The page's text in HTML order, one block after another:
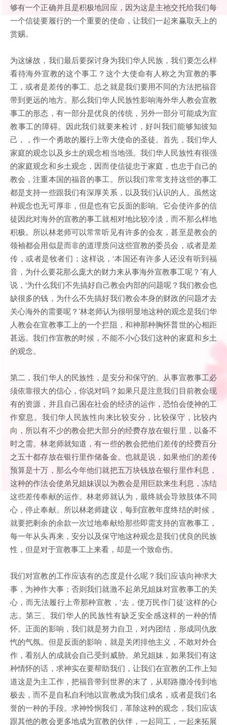
够有一个正确并且是积极地回应，因为这是主祂交托给我们每
一个信徒要履行的一个重要的使命，让我们一起来赢取天上的
赏赐。
为这缘故，我们最后要探讨身为我们华人民族，我们要怎么样
看待海外宣教的这个事工？这个大使命有人称之为宣教的事
工，或者是差传的事工。总之就是我们要用不同的方法把福音
带到更远的地方。那么我们华人民族性影响海外华人教会宣教
事工的形态，有一部分是优良的传统，另外一部分可能成为宣
教事工的障碍。因此我们就要来检讨，好叫我们能够知彼知
己，，作一个勇敢的履行上帝大使命的圣徒。首先，我们华人
家庭的观念以及乡土的观念相当地强。我们华人民族性有很强
的家庭观念和乡土观念，因而使信徒忠于家庭，也忠于自己的
教会，注重本国的福音的事工。所以我们常常支持这些的事工
都是支持一些跟我们有深厚关系，以及我们认识的人。虽然这
种观念也无可厚非，但是也有它反面的影响。它会使许多的信
徒因此对海外的宣教的事工就相对地比较冷淡，而不那么样地
积极。所以林老师可以常常听见有许多的会友，甚至是教会的
领袖都会用似是而非的道理质问这些宣教的委员会，或者是差
传，或者是牧者们；这样说，‘本国还有许多人还没有听到福
音，为什么要花那么庞大的财力来从事海外宣教事工呢？’有人
说，‘为什么我们不先搞好自己教会内部的问题呢？我们教会也
缺很多的钱，为什么不先搞好我们教会本身的财政的问题才去
关心海外的需要呢？’林老师认为很明显地这种的观念是我们华
人教会在宣教事工上的一个拦阻，和神那种胸怀普世的心相距
甚远。我们作宣教的时候，不能不小心我们这种的家庭和乡土
的观念。
第二，我们华人的民族性，是安分和保守的。从事宣教事工必
须依靠很大的信心，你说对吗？如果只是注意我们目前教会现
有的资源，并且自己困在社会的经济的运作，恐怕会使神的工
作窒息。我们华人民族性向来比较安分，比较保守，比较内
向，所以有不少的教会把大部分的经费存放在银行里，以备不
时之需。林老师就知道，有一些的教会把他们差传的经费百分
之五十都存放在银行里作储备金。也就是说，如果他们的差传
预算是十万，那么今年他们就把五万块钱放在银行里作利息，
这种的作法会使弟兄姐妹误以为教会是用巨款来生利息，冻结
这些差传奉献的运作。林老师就认为，最终就会导致肢体不同
心，停止奉献。所以林老师建议，每到宣教年度终结的时候，
就要把剩余的余款一次过地奉献给那些即需支持的宣教事工，
每一年从头再来，安分以及保守地这种观念是我们优良的民族
性，但是对于宣教事工上来看，却是一个致命伤。
我们对宣教的工作应该有的态度是什么呢？我们应该向神求大
事，为神作大事；否则我们就激不起弟兄姐妹对宣教事工的关
心，而无法履行上帝那种宣教，‘去，使万民作门徒’这样的心
志。第三、我们华人的民族性有缺乏安全感这样的一种的情
怀。正面的影响，我们就是努力自卫，对内团结，形成同仇敌
忾的气氛。但是反面的影响，就是关闭排他主义，不敢对外合
作，看别人的成就会自己受到威胁。弟兄姐妹，如果我们有这
种情怀的话，求神实在要帮助我们，让我们在宣教的工作上知
道这是为主工作，把福音带到世界的末了，从耶路撒冷传到地
极去，而不是自私自利地以宣教成为我们成名，或者是我们名
誉的一种的手段。求神怜悯我们，革除这种的观念，我们应该
跟其他的教会更多地成为宣教的伙伴，一起同工，一起来拓展